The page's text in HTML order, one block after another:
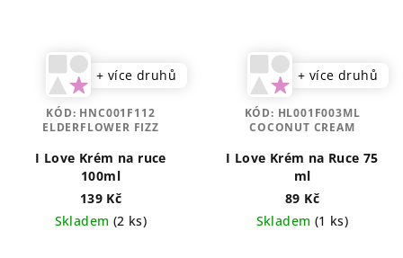
+ více druhů
I Love Krém na ruce
100ml
139 Kč
Skladem (2 ks)
KÓD: HNC001F112
ELDERFLOWER FIZZ
+ více druhů
I Love Krém na Ruce 75
ml
89 Kč
Skladem (1 ks)
KÓD: HL001F003ML
COCONUT CREAM